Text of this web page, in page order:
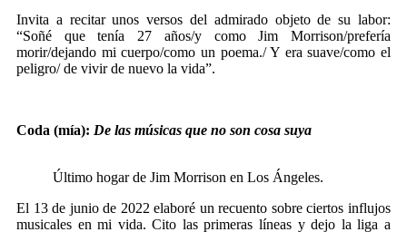
Invita a recitar unos versos del admirado objeto de su labor:
“Soñé que tenía 27 años/y como Jim Morrison/prefería
morir/dejando mi cuerpo/como un poema./ Y era suave/como el
peligro/ de vivir de nuevo la vida”.
Coda (mía): De las músicas que no son cosa suya
Último hogar de Jim Morrison en Los Ángeles.
El 13 de junio de 2022 elaboré un recuento sobre ciertos influjos
musicales en mi vida. Cito las primeras líneas y dejo la liga a